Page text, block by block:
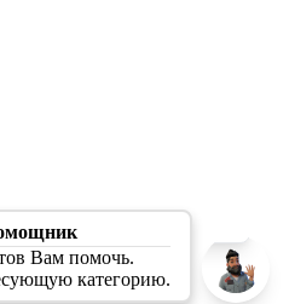
Вам помочь.
категорию.
О разработчике